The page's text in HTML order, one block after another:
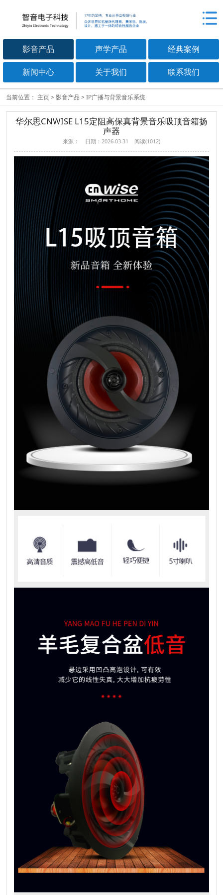
影音产品 声学产品 经典案例
新闻中心 关于我们 联系我们
当前位置： 主页> 影音产品 > IP广播与背景音乐系统
华尔思CNWISE L15定阻高保真背景音乐吸顶音箱扬
声器
来源： 日期：2026-03-31 阅读(1012)